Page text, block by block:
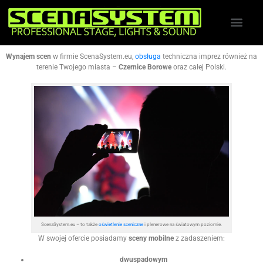
Wynajem scen w firmie ScenaSystem.eu, obsługa techniczna imprez również na
terenie Twojego miasta – Czernice Borowe oraz całej Polski.
ScenaSystem.eu – to także oświetlenie scenicznei plenerowe na światowym poziomie.
W swojej ofercie posiadamy sceny mobilne z zadaszeniem:
dwuspadowym